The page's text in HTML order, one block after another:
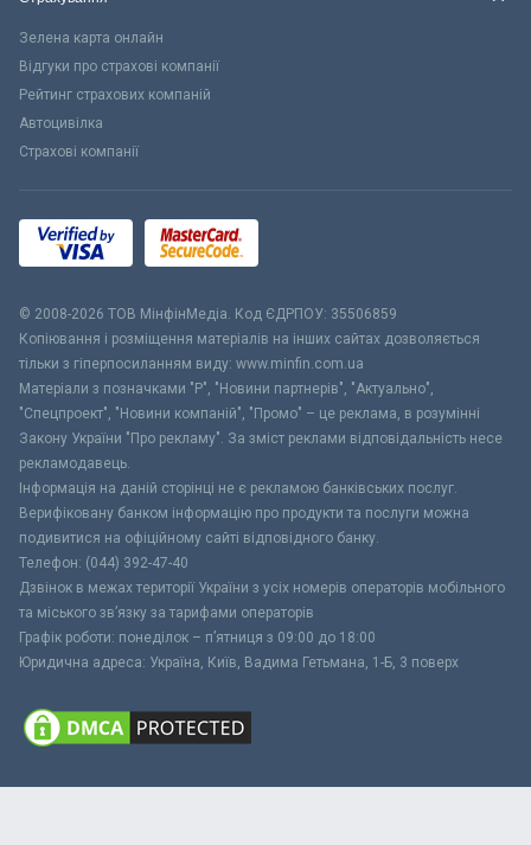
Зелена карта онлайн
Відгуки про страхові компанії
Рейтинг страхових компаній
Автоцивілка
Страхові компанії
© 2008-2026 ТОВ МiнфiнМедiа. Код ЄДРПОУ: 35506859
Копіювання і розміщення матеріалів на інших сайтах дозволяється
тільки з гіперпосиланням виду: www.minfin.com.ua
Матеріали з позначками "Р", "Новини партнерів", "Актуально",
"Спецпроект", "Новини компаній", "Промо" – це реклама, в розумінні
Закону України "Про рекламу". За зміст реклами відповідальність несе
рекламодавець.
Інформація на даній сторінці не є рекламою банківських послуг.
Верифіковану банком інформацію про продукти та послуги можна
подивитися на офіційному сайті відповідного банку.
Телефон: (044) 392-47-40
Дзвінок в межах території України з усіх номерів операторів мобільного
та міського зв’язку за тарифами операторів
Графік роботи: понеділок – п’ятниця з 09:00 до 18:00
Юридична адреса: Україна, Київ, Вадима Гетьмана, 1-Б, 3 поверх